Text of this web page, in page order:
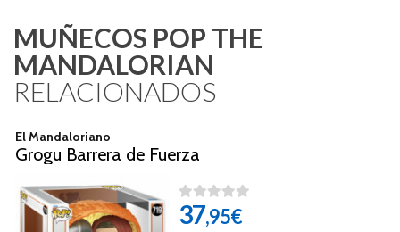
MUÑECOS POP THE
MANDALORIAN
RELACIONADOS
El Mandaloriano
Grogu Barrera de Fuerza
37,95€